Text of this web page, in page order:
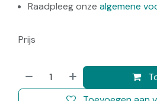
Raadpleeg onze algemene
Prijs